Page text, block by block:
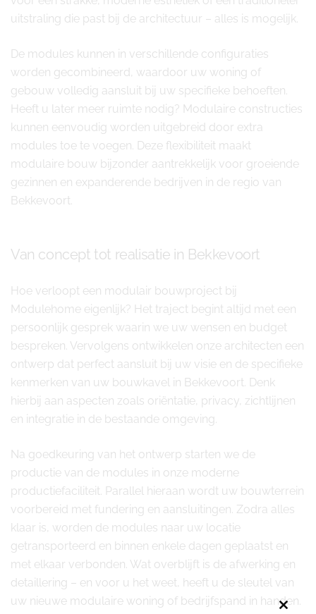
uitstraling die past bij de architectuur – alles is mogelijk.
De modules kunnen in verschillende configuraties
worden gecombineerd, waardoor uw woning of
gebouw volledig aansluit bij uw specifieke behoeften.
Heeft u later meer ruimte nodig? Modulaire constructies
kunnen eenvoudig worden uitgebreid door extra
modules toe te voegen. Deze flexibiliteit maakt
modulaire bouw bijzonder aantrekkelijk voor groeiende
gezinnen en expanderende bedrijven in de regio van
Bekkevoort.
Van concept tot realisatie in Bekkevoort
Hoe verloopt een modulair bouwproject bij
Modulehome eigenlijk? Het traject begint altijd met een
persoonlijk gesprek waarin we uw wensen en budget
bespreken. Vervolgens ontwikkelen onze architecten een
ontwerp dat perfect aansluit bij uw visie en de specifieke
kenmerken van uw bouwkavel in Bekkevoort. Denk
hierbij aan aspecten zoals oriëntatie, privacy, zichtlijnen
en integratie in de bestaande omgeving.
Na goedkeuring van het ontwerp starten we de
productie van de modules in onze moderne
productiefaciliteit. Parallel hieraan wordt uw bouwterrein
voorbereid met fundering en aansluitingen. Zodra alles
klaar is, worden de modules naar uw locatie
getransporteerd en binnen enkele dagen geplaatst en
met elkaar verbonden. Wat overblijft is de afwerking en
detaillering – en voor u het weet, heeft u de sleutel van
uw nieuwe modulaire woning of bedrijfspand in handen.